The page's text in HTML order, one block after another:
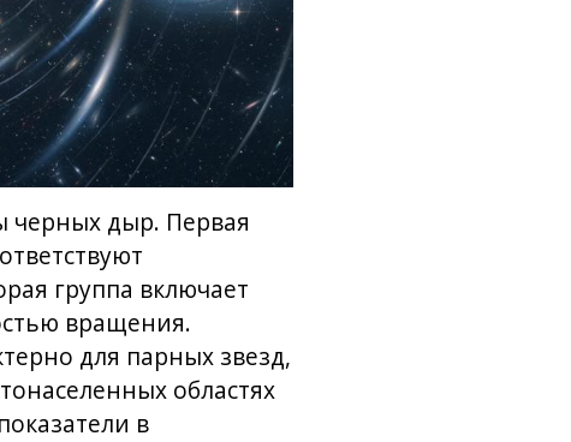
черных дыр. Первая
группа включает
вращения.
для парных звезд,
областях
в